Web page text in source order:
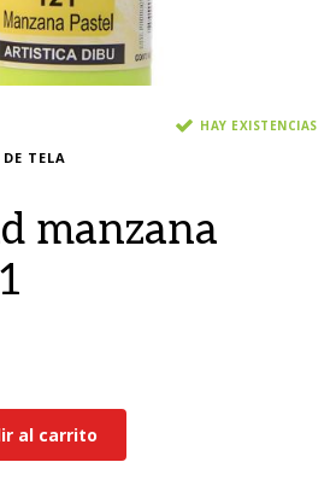
TELA
HAY EXISTENCIAS
manzana
al carrito